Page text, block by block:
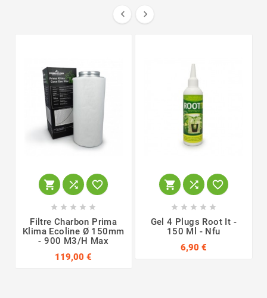
 
  
    
Filtre Charbon Prima
Klima Ecoline Ø 150mm
- 900 M3/h Max
119,00 €
  
    
Gel 4 Plugs Root It -
150 Ml - Nfu
6,90 €